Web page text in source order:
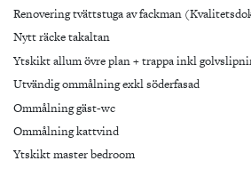
Renovering tvättstuga av fackman
Nytt räcke takaltan
Ytskikt allum övre plan + trappa inkl
Utvändig ommålning exkl söderfasad
Ommålning gäst-wc
Ommålning kattvind
Ytskikt master bedroom